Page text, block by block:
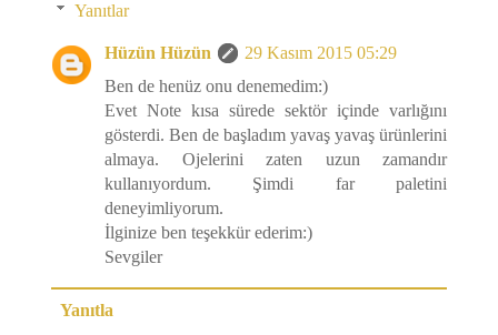
Yanıtlar
Hüzün Hüzün
29 Kasım 2015 05:29
Ben de henüz onu denemedim:)
Evet Note kısa sürede sektör içinde varlığını
gösterdi. Ben de başladım yavaş yavaş ürünlerini
almaya. Ojelerini zaten uzun zamandır
kullanıyordum. Şimdi far paletini
deneyimliyorum.
İlginize ben teşekkür ederim:)
Sevgiler
Yanıtla